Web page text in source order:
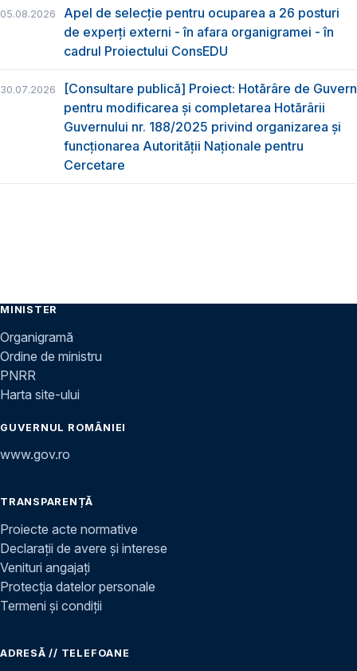
05.08.2026
Apel de selecție pentru ocuparea a 26 posturi
de experți externi - în afara organigramei - în
cadrul Proiectului ConsEDU
30.07.2026
[Consultare publică] Proiect: Hotărâre de Guvern
pentru modificarea și completarea Hotărârii
Guvernului nr. 188/2025 privind organizarea şi
funcţionarea Autorităţii Naţionale pentru
Cercetare
MINISTER
Organigramă
Ordine de ministru
PNRR
Harta site-ului
GUVERNUL ROMÂNIEI
www.gov.ro
TRANSPARENȚĂ
Proiecte acte normative
Declarații de avere și interese
Venituri angajați
Protecția datelor personale
Termeni și condiții
ADRESĂ // TELEFOANE